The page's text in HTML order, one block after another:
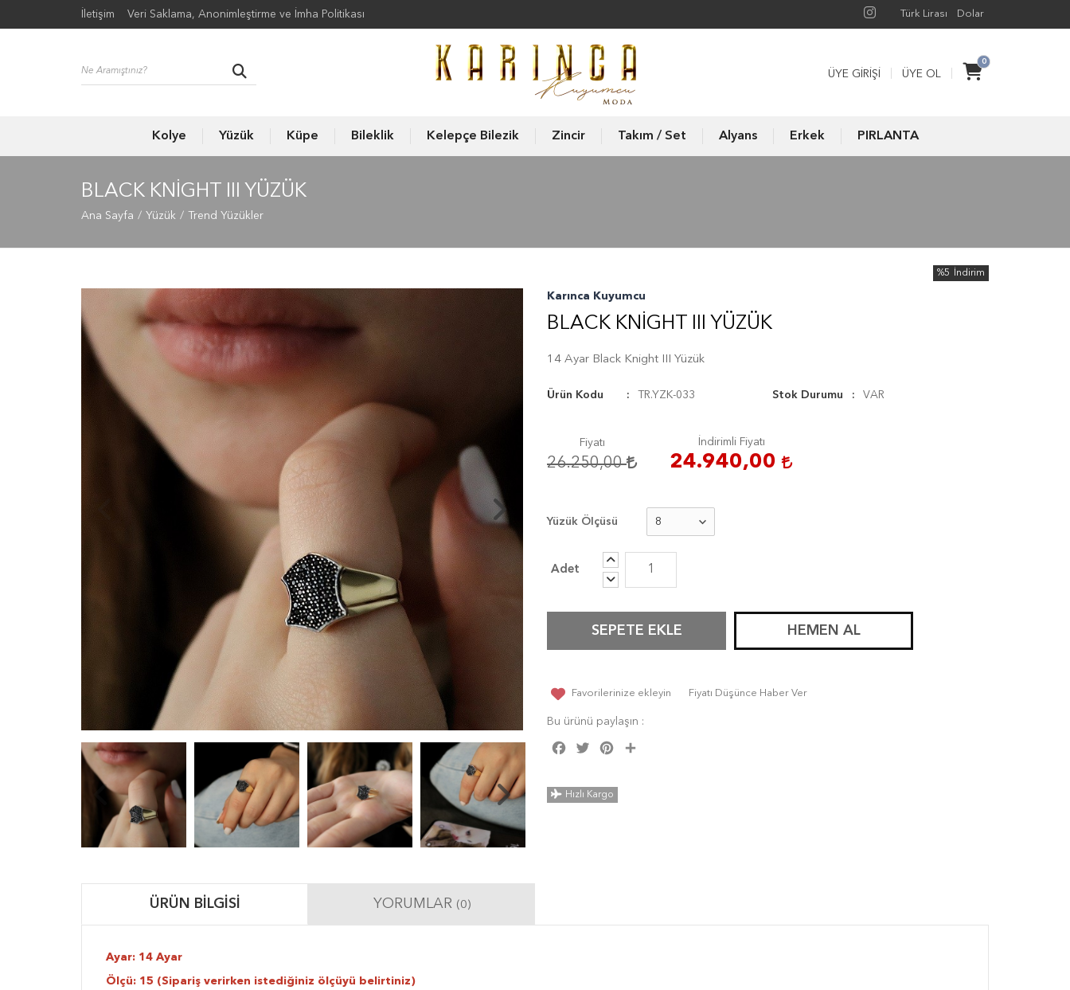
İletişim Veri Saklama, Anonimleştirme ve İmha Politikası Türk Lirası Dolar
0
ÜYE GIRIŞI ÜYE OL
Kolye Yüzük Küpe Bileklik Kelepçe Bilezik Zincir Takım / Set Alyans Erkek PIRLANTA
BLACK KNIGHT III YÜZÜK
Ana Sayfa Yüzük Trend Yüzükler
Karınca Kuyumcu
BLACK KNIGHT III YÜZÜK
14 Ayar Black Knight III Yüzük
Ürün Kodu TR.YZK-033 Stok Durumu VAR
Fiyatı
26.250,00
İndirimli Fiyatı
24.940,00
%5 İndirim
Yüzük Ölçüsü
SEPETE EKLE HEMEN AL
Favorilerinize ekleyin Fiyatı Düşünce Haber Ver
Bu ürünü paylaşın :
Facebook
Twitter Pinterest
Hızlı Kargo
ÜRÜN BILGISI YORUMLAR (0)
Ayar: 14 Ayar
Ölçü: 15 (Sipariş verirken istediğiniz ölçüyü belirtiniz)